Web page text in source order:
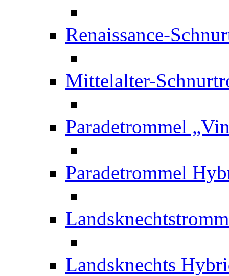
Renaissance-
Mittelalter-
Paradetrommel
Paradetrommel
Landsknechts